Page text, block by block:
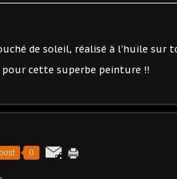
de soleil, réalisé à l'huile sur
pour cette superbe peinture !!
0